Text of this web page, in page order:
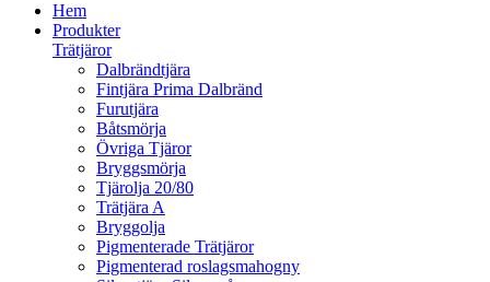
Hem
Produkter
Trätjäror
Dalbrändtjära
Fintjära Prima Dalbränd
Furutjära
Båtsmörja
Övriga Tjäror
Bryggsmörja
Tjärolja 20/80
Trätjära A
Bryggolja
Pigmenterade Trätjäror
Pigmenterad roslagsmahogny